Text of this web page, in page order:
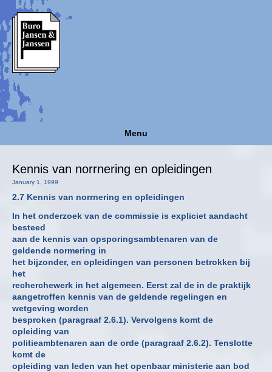
Menu
Kennis van norrnering en opleidingen
January 1, 1999
2.7 Kennis van norrnering en opleidingen
In het onderzoek van de commissie is expliciet aandacht
besteed
aan de kennis van opsporingsambtenaren van de
geldende normering in
het bijzonder, en opleidingen van personen betrokken bij
het
recherchewerk in het algemeen. Eerst zal de in de praktijk
aangetroffen kennis van de geldende regelingen en
wetgeving worden
besproken (paragraaf 2.6.1). Vervolgens komt de
opleiding van
politieambtenaren aan de orde (paragraaf 2.6.2). Tenslotte
komt de
opleiding van leden van het openbaar ministerie aan bod